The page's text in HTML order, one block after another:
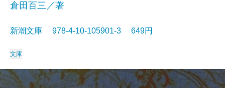
倉田百三／著
新潮文庫 978-4-10-105901-3 649円
文庫